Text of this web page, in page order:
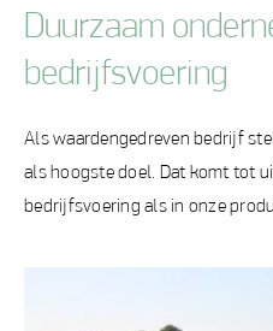
Duurzaam
bedrijfsvoering
Als waardengedreven bedrijf
als hoogste doel. Dat komt tot
bedrijfsvoering als in onze